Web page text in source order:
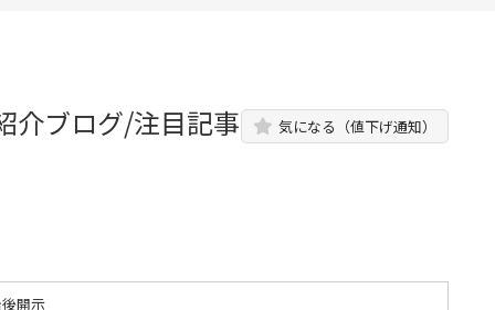
介ブログ/注目記事
気になる（値下げ通知）
開示